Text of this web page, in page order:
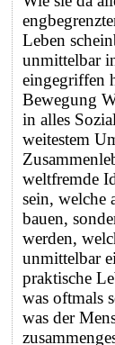
Leben
unmittelbar
eingegriffen
Bewegung
in alles
weitestem
weltfremde
sein, welche
bauen,
werden,
unmittelbar
praktische
was oftmals
was der